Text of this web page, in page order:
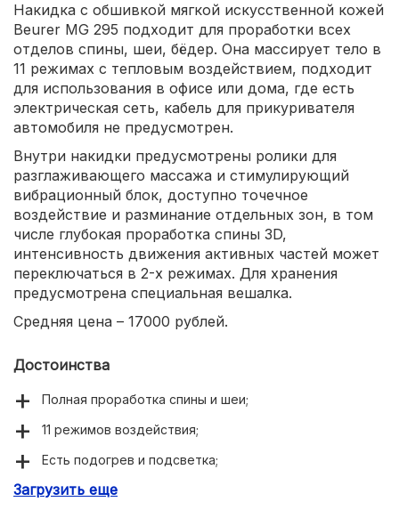
Накидка с обшивкой мягкой искусственной кожей
Beurer MG 295 подходит для проработки всех
отделов спины, шеи, бёдер. Она массирует тело в
11 режимах с тепловым воздействием, подходит
для использования в офисе или дома, где есть
электрическая сеть, кабель для прикуривателя
автомобиля не предусмотрен.
Внутри накидки предусмотрены ролики для
разглаживающего массажа и стимулирующий
вибрационный блок, доступно точечное
воздействие и разминание отдельных зон, в том
числе глубокая проработка спины 3D,
интенсивность движения активных частей может
переключаться в 2-х режимах. Для хранения
предусмотрена специальная вешалка.
Средняя цена – 17000 рублей.
Достоинства
Полная проработка спины и шеи;
11 режимов воздействия;
Есть подогрев и подсветка;
Отключение через 15 минут;
Загрузить еще